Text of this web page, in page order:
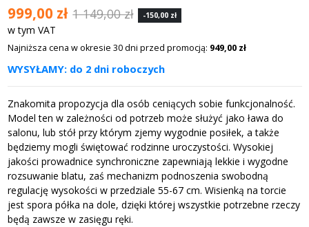
999,00 zł 1 149,00 zł -150,00 zł
w tym VAT
Najniższa cena w okresie 30 dni przed promocją: 949,00 zł
WYSYŁAMY: do 2 dni roboczych
Znakomita propozycja dla osób ceniących sobie funkcjonalność.
Model ten w zależności od potrzeb może służyć jako ława do
salonu, lub stół przy którym zjemy wygodnie posiłek, a także
będziemy mogli świętować rodzinne uroczystości. Wysokiej
jakości prowadnice synchroniczne zapewniają lekkie i wygodne
rozsuwanie blatu, zaś mechanizm podnoszenia swobodną
regulację wysokości w przedziale 55-67 cm. Wisienką na torcie
jest spora półka na dole, dzięki której wszystkie potrzebne rzeczy
będą zawsze w zasięgu ręki.